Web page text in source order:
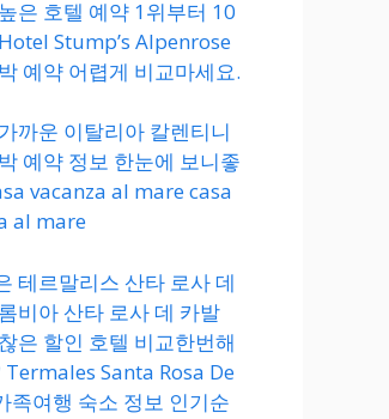
은 호텔 예약 1위부터 10
Stump’s Alpenrose
예약 어렵게 비교마세요.
까운 이탈리아 칼렌티니
예약 정보 한눈에 보니좋
vacanza al mare casa
al mare
테르말리스 산타 로사 데
비아 산타 로사 데 카발
은 할인 호텔 비교한번해
Termales Santa Rosa De
족여행 숙소 정보 인기순